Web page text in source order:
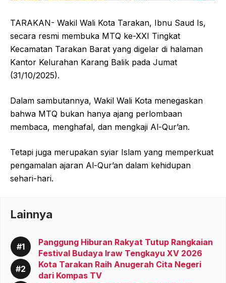
TARAKAN- Wakil Wali Kota Tarakan, Ibnu Saud Is,
secara resmi membuka MTQ ke-XXI Tingkat
Kecamatan Tarakan Barat yang digelar di halaman
Kantor Kelurahan Karang Balik pada Jumat
(31/10/2025).
Dalam sambutannya, Wakil Wali Kota menegaskan
bahwa MTQ bukan hanya ajang perlombaan
membaca, menghafal, dan mengkaji Al-Qur’an.
Tetapi juga merupakan syiar Islam yang memperkuat
pengamalan ajaran Al-Qur’an dalam kehidupan
sehari-hari.
Lainnya
Panggung Hiburan Rakyat Tutup Rangkaian
Festival Budaya Iraw Tengkayu XV 2026
Kota Tarakan Raih Anugerah Cita Negeri
dari Kompas TV